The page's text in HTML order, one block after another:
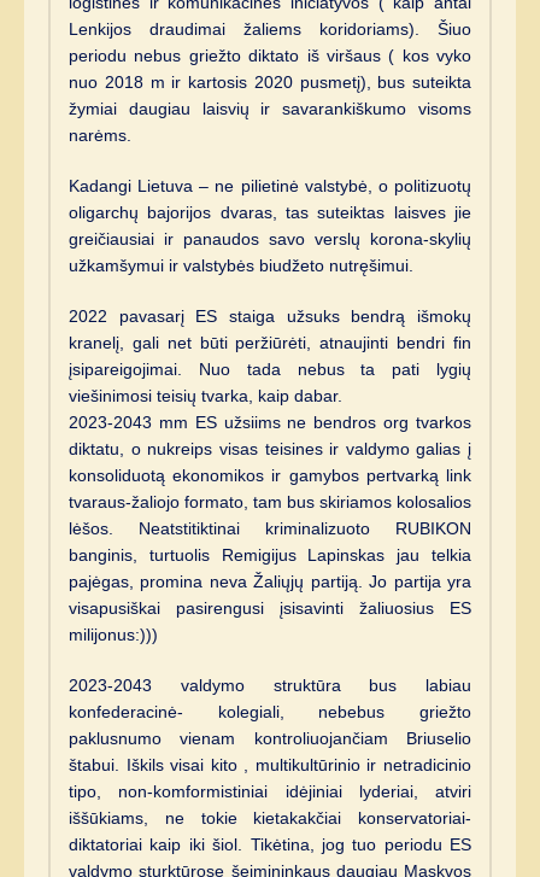
Lenkijos draudimai žaliems koridoriams). Šiuo
periodu nebus griežto diktato iš viršaus ( kos vyko
nuo 2018 m ir kartosis 2020 pusmetį), bus suteikta
žymiai daugiau laisvių ir savarankiškumo visoms
narėms.
Kadangi Lietuva – ne pilietinė valstybė, o politizuotų
oligarchų bajorijos dvaras, tas suteiktas laisves jie
greičiausiai ir panaudos savo verslų korona-skylių
užkamšymui ir valstybės biudžeto nutręšimui.
2022 pavasarį ES staiga užsuks bendrą išmokų
kranelį, gali net būti peržiūrėti, atnaujinti bendri fin
įsipareigojimai. Nuo tada nebus ta pati lygių
viešinimosi teisių tvarka, kaip dabar.
2023-2043 mm ES užsiims ne bendros org tvarkos
diktatu, o nukreips visas teisines ir valdymo galias į
konsoliduotą ekonomikos ir gamybos pertvarką link
tvaraus-žaliojo formato, tam bus skiriamos kolosalios
lėšos. Neatstitiktinai kriminalizuoto RUBIKON
banginis, turtuolis Remigijus Lapinskas jau telkia
pajėgas, promina neva Žaliųjų partiją. Jo partija yra
visapusiškai pasirengusi įsisavinti žaliuosius ES
milijonus:)))
2023-2043 valdymo struktūra bus labiau
konfederacinė- kolegiali, nebebus griežto
paklusnumo vienam kontroliuojančiam Briuselio
štabui. Iškils visai kito , multikultūrinio ir netradicinio
tipo, non-komformistiniai idėjiniai lyderiai, atviri
iššūkiams, ne tokie kietakakčiai konservatoriai-
diktatoriai kaip iki šiol. Tikėtina, jog tuo periodu ES
valdymo sturktūrose šeimininkaus daugiau Maskvos